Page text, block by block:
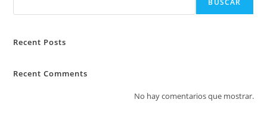
BUSCAR
Recent Posts
Recent Comments
No hay comentarios que mostrar.